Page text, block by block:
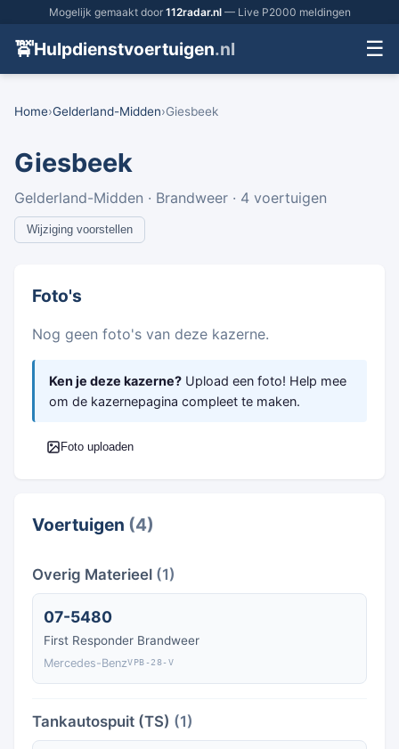
Mogelijk gemaakt door 112radar.nl— Live P2000 meldingen
🚖Hulpdienstvoertuigen.nl ☰
Home›Gelderland-Midden›Giesbeek
Giesbeek
Gelderland-Midden · Brandweer · 4 voertuigen
Wijziging voorstellen
Foto's
Nog geen foto's van deze kazerne.
Ken je deze kazerne? Upload een foto! Help mee
om de kazernepagina compleet te maken.
Foto uploaden
Voertuigen (4)
Overig Materieel (1)
07-5480
First Responder Brandweer
Mercedes-BenzVPB-28-V
Tankautospuit (TS) (1)